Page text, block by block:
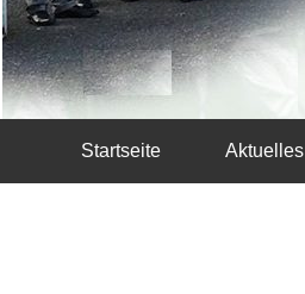
Startseite Aktuelles